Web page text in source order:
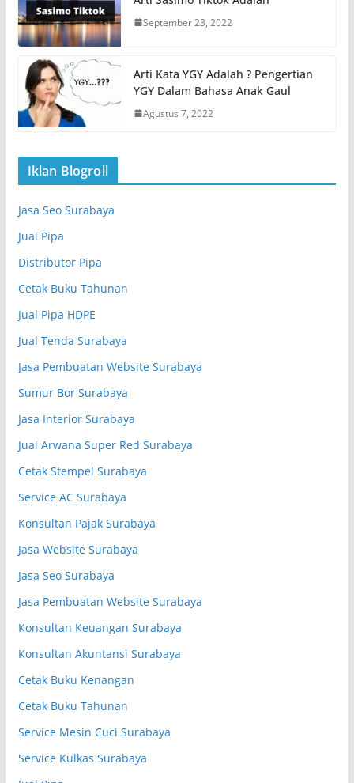
September 23, 2022
Arti Kata YGY Adalah ? Pengertian
YGY Dalam Bahasa Anak Gaul
Agustus 7, 2022
Iklan Blogroll
Jasa Seo Surabaya
Jual Pipa
Distributor Pipa
Cetak Buku Tahunan
Jual Pipa HDPE
Jual Tenda Surabaya
Jasa Pembuatan Website Surabaya
Sumur Bor Surabaya
Jasa Interior Surabaya
Jual Arwana Super Red Surabaya
Cetak Stempel Surabaya
Service AC Surabaya
Konsultan Pajak Surabaya
Jasa Website Surabaya
Jasa Seo Surabaya
Jasa Pembuatan Website Surabaya
Konsultan Keuangan Surabaya
Konsultan Akuntansi Surabaya
Cetak Buku Kenangan
Cetak Buku Tahunan
Service Mesin Cuci Surabaya
Service Kulkas Surabaya